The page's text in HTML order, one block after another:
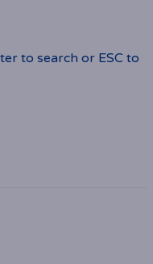
to search or ESC to